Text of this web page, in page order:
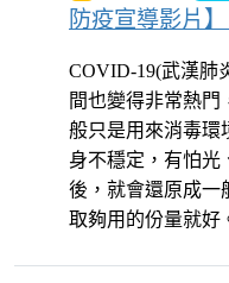
防疫宣導影片
COVID-19(武漢肺
間也變得非常熱門
般只是用來消毒環
身不穩定，有怕光
後，就會還原成一
取夠用的份量就好